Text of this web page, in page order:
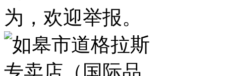
为，欢迎举报。